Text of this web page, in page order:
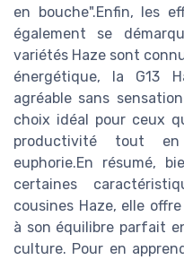
en bouche".Enfin, les
également se
variétés Haze sont
énergétique, la G13
agréable sans
choix idéal pour ceux
productivité tout
euphorie.En résumé,
certaines
cousines Haze, elle
à son équilibre parfait
culture. Pour en